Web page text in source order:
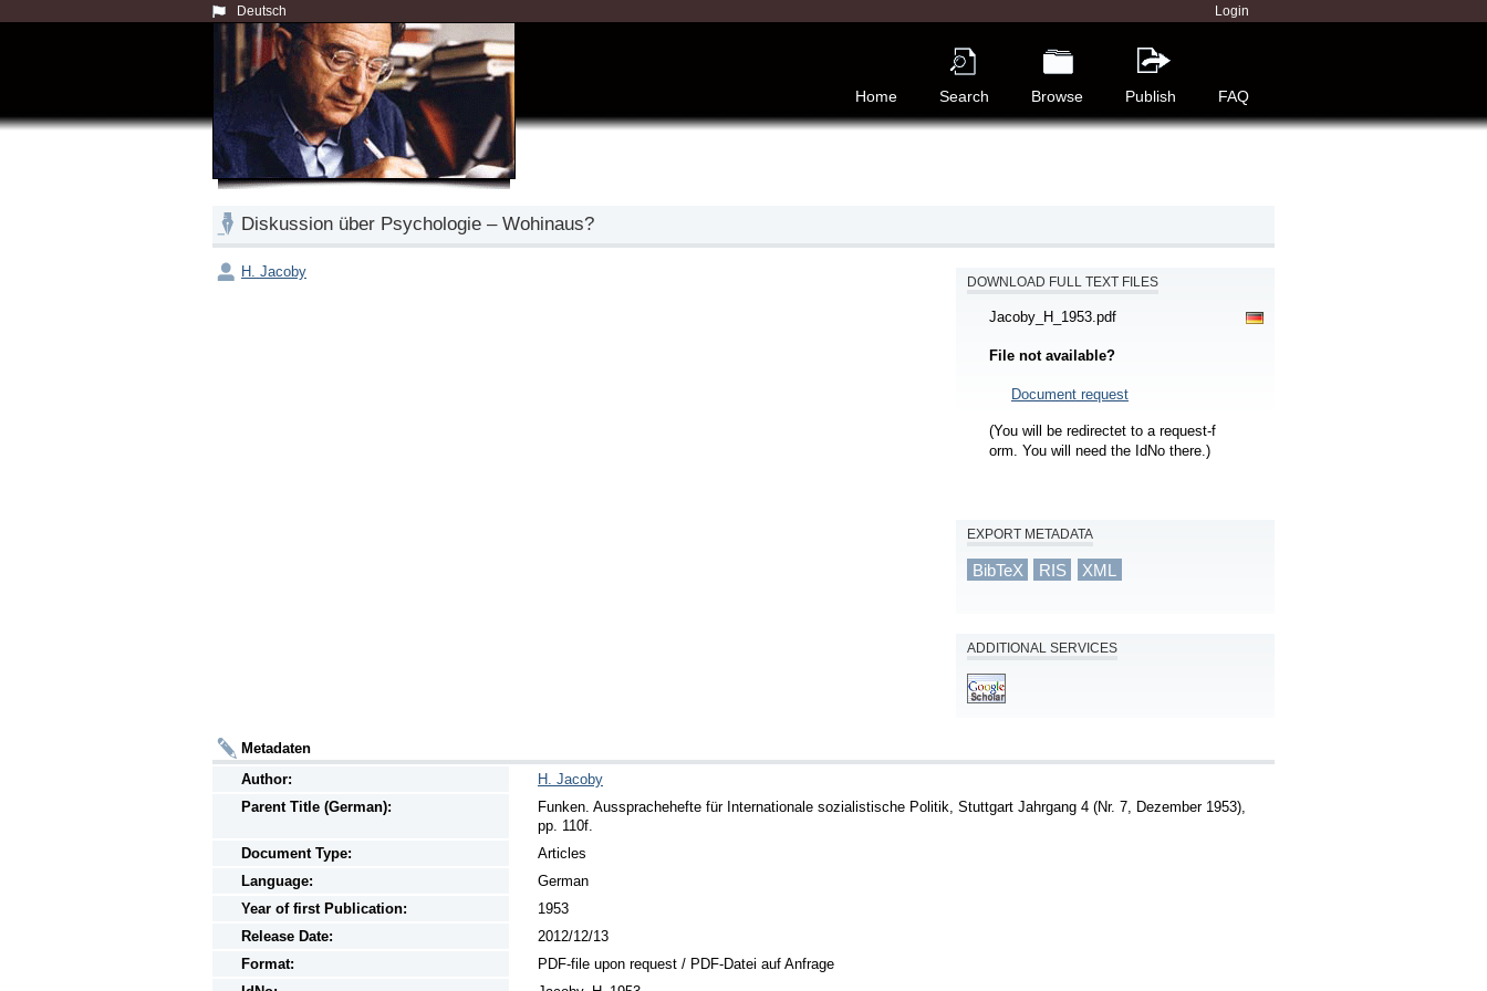
Deutsch Login
Home Search Browse Publish FAQ
Diskussion über Psychologie – Wohinaus?
H. Jacoby
DOWNLOAD FULL TEXT FILES
Jacoby_H_1953.pdf
File not available?
Document request
(You will be redirectet to a request-f
orm. You will need the IdNo there.)
EXPORT METADATA
BibTeX RIS XML
ADDITIONAL SERVICES
Metadaten
Author:
H. Jacoby
Parent Title (German):
Funken. Aussprachehefte für Internationale sozialistische Politik, Stuttgart Jahrgang 4 (Nr. 7, Dezember 1953),
pp. 110f.
Document Type:
Articles
Language:
German
Year of first Publication:
1953
Release Date:
2012/12/13
Format:
PDF-file upon request / PDF-Datei auf Anfrage